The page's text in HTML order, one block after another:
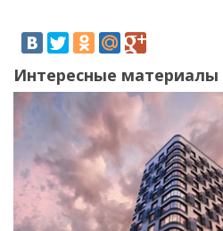
Интересные материалы